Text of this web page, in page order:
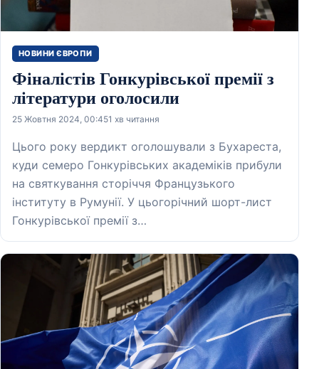
НОВИНИ ЄВРОПИ
Фіналістів Гонкурівської премії з
літератури оголосили
25 Жовтня 2024, 00:451 хв читання
Цього року вердикт оголошували з Бухареста,
куди семеро Гонкурівських академіків прибули
на святкування сторіччя Французького
інституту в Румунії. У цьогорічний шорт-лист
Гонкурівської премії з…